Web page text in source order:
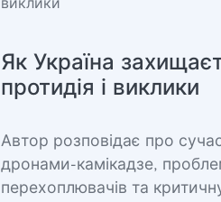
виклики
Як Україна
протидія і виклики
Автор розповідає про
дронами-камікадзе,
перехоплювачів та